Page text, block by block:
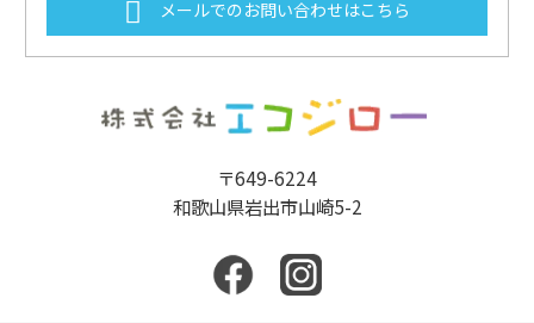
メールでのお問い合わせはこちら
〒649-6224
和歌山県岩出市山崎5-2